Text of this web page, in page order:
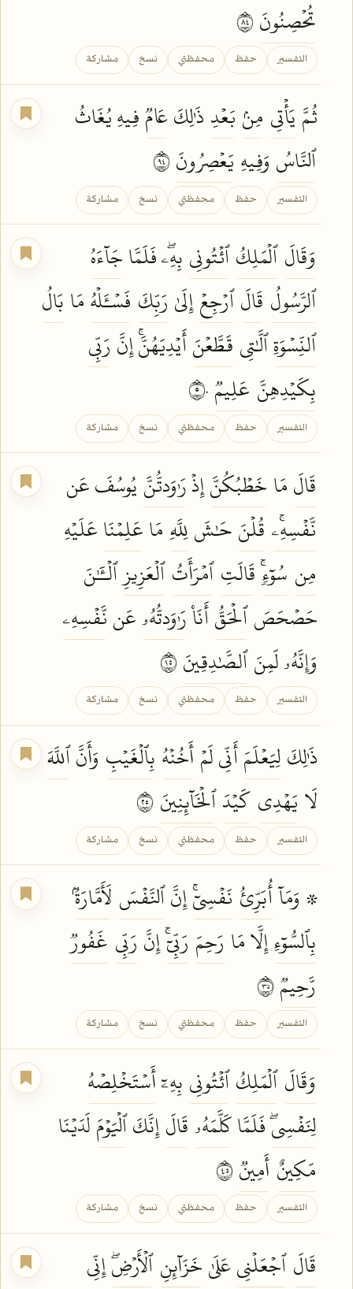
تُحۡصِنُونَ
التفسير حفظ محفظتي نسخ مشاركة
ثُمَّ يَأۡتِي مِنۢ بَعۡدِ ذَٰلِكَعَامٞفِيهِ يُغَاثُ
ٱلنَّاسُ وَفِيهِ يَعۡصِرُونَ
التفسير حفظ محفظتي نسخ مشاركة
وَقَالَٱلۡمَلِكُٱئۡتُونِي بِهِۦۖ فَلَمَّاجَآءَهُ
ٱلرَّسُولُ قَالَٱرۡجِعۡإِلَىٰ رَبِّكَ فَسۡـَٔلۡهُمَا بَالُ
ٱلنِّسۡوَةِٱلَّٰتِي قَطَّعۡنَأَيۡدِيَهُنَّۚ إِنَّ رَبِّي
بِكَيۡدِهِنَّ عَلِيمٞ
التفسير حفظ محفظتي نسخ مشاركة
قَالَمَاخَطۡبُكُنَّإِذۡرَٰوَدتُّنَّ يُوسُفَ عَن
نَّفۡسِهِۦۚ قُلۡنَحَٰشَلِلَّهِ مَاعَلِمۡنَاعَلَيۡهِ
مِن سُوٓءٖۚقَالَتِ ٱمۡرَأَتُٱلۡعَزِيزِٱلۡـَٰٔنَ
حَصۡحَصَٱلۡحَقُّأَنَا۠رَٰوَدتُّهُۥعَننَّفۡسِهِۦ
وَإِنَّهُۥ لَمِنَٱلصَّٰدِقِينَ
التفسير حفظ محفظتي نسخ مشاركة
ذَٰلِكَلِيَعۡلَمَأَنِّي لَمۡأَخُنۡهُ بِٱلۡغَيۡبِ وَأَنَّٱللَّهَ
لَا يَهۡدِي كَيۡدَٱلۡخَآئِنِينَ
التفسير حفظ محفظتي نسخ مشاركة
۞ وَمَآأُبَرِّئُ نَفۡسِيٓۚإِنَّٱلنَّفۡسَ لَأَمَّارَةُۢ
بِٱلسُّوٓءِإِلَّا مَا رَحِمَ رَبِّيٓۚإِنَّ رَبِّي غَفُورٞ
رَّحِيمٞ
التفسير حفظ محفظتي نسخ مشاركة
وَقَالَٱلۡمَلِكُٱئۡتُونِي بِهِۦٓأَسۡتَخۡلِصۡهُ
لِنَفۡسِيۖفَلَمَّاكَلَّمَهُۥقَالَإِنَّكَٱلۡيَوۡمَلَدَيۡنَا
مَكِينٌ أَمِينٞ
التفسير حفظ محفظتي نسخ مشاركة
قَالَٱجۡعَلۡنِيعَلَىٰخَزَآئِنِ ٱلۡأَرۡضِۖإِنِّي